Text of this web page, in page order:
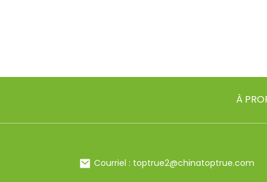
À
Courriel : toptrue2@chinatoptrue.com